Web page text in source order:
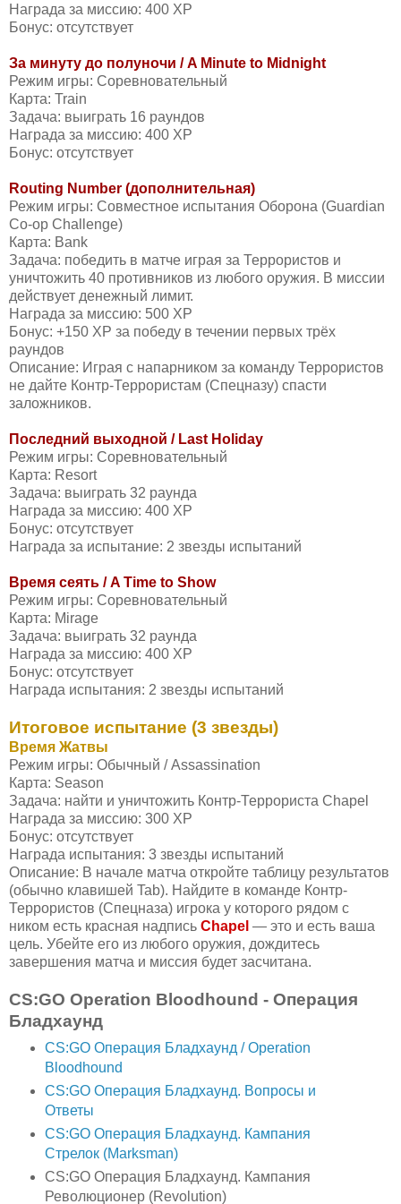
Награда за миссию: 400 XP
Бонус: отсутствует
За минуту до полуночи / A Minute to Midnight
Режим игры: Соревновательный
Карта: Train
Задача: выиграть 16 раундов
Награда за миссию: 400 XP
Бонус: отсутствует
Routing Number (дополнительная)
Режим игры: Совместное испытания Оборона (Guardian
Co-op Challenge)
Карта: Bank
Задача: победить в матче играя за Террористов и
уничтожить 40 противников из любого оружия. В миссии
действует денежный лимит.
Награда за миссию: 500 XP
Бонус: +150 XP за победу в течении первых трёх
раундов
Описание: Играя с напарником за команду Террористов
не дайте Контр-Террористам (Спецназу) спасти
заложников.
Последний выходной / Last Holiday
Режим игры: Соревновательный
Карта: Resort
Задача: выиграть 32 раунда
Награда за миссию: 400 XP
Бонус: отсутствует
Награда за испытание: 2 звезды испытаний
Время сеять / A Time to Show
Режим игры: Соревновательный
Карта: Mirage
Задача: выиграть 32 раунда
Награда за миссию: 400 XP
Бонус: отсутствует
Награда испытания: 2 звезды испытаний
Итоговое испытание (3 звезды)
Время Жатвы
Режим игры: Обычный / Assassination
Карта: Season
Задача: найти и уничтожить Контр-Террориста Chapel
Награда за миссию: 300 XP
Бонус: отсутствует
Награда испытания: 3 звезды испытаний
Описание: В начале матча откройте таблицу результатов
(обычно клавишей Tab). Найдите в команде Контр-
Террористов (Спецназа) игрока у которого рядом с
ником есть красная надпись Chapel — это и есть ваша
цель. Убейте его из любого оружия, дождитесь
завершения матча и миссия будет засчитана.
CS:GO Operation Bloodhound - Операция
Бладхаунд
CS:GO Операция Бладхаунд / Operation
Bloodhound
CS:GO Операция Бладхаунд. Вопросы и
Ответы
CS:GO Операция Бладхаунд. Кампания
Стрелок (Marksman)
CS:GO Операция Бладхаунд. Кампания
Революционер (Revolution)